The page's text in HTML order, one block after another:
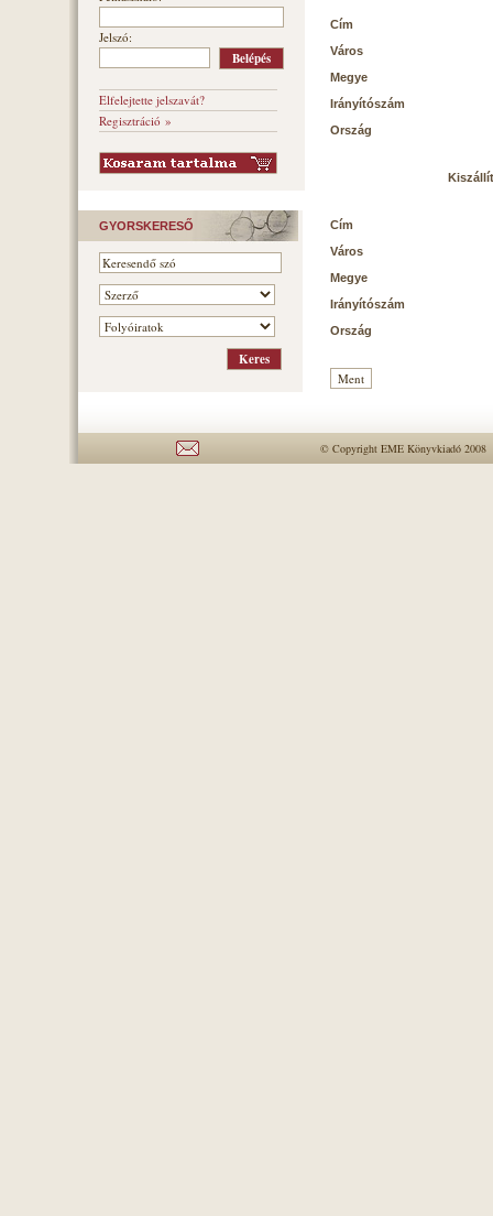
Jelszó:
Elfelejtette jelszavát?
Regisztráció »
GYORSKERESŐ
Cím
Város
Megye
Irányítószám
Ország
Cím
Város
Megye
Irányítószám
Ország
© Copyright EME Könyvkiadó 2008